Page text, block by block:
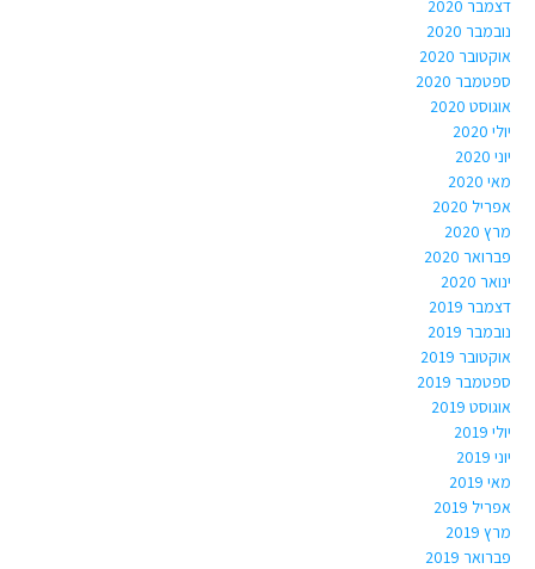
דצמבר 2020
נובמבר 2020
אוקטובר 2020
ספטמבר 2020
אוגוסט 2020
יולי 2020
יוני 2020
מאי 2020
אפריל 2020
מרץ 2020
פברואר 2020
ינואר 2020
דצמבר 2019
נובמבר 2019
אוקטובר 2019
ספטמבר 2019
אוגוסט 2019
יולי 2019
יוני 2019
מאי 2019
אפריל 2019
מרץ 2019
פברואר 2019